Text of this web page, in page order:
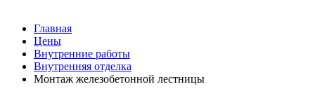
Главная
Цены
Внутренние работы
Внутренняя отделка
Монтаж железобетонной лестницы